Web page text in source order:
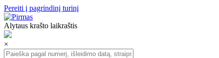
Pereiti į pagrindinį turinį
Alytaus krašto laikraštis
×